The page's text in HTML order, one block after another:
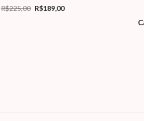
R$225,00 R$189,00